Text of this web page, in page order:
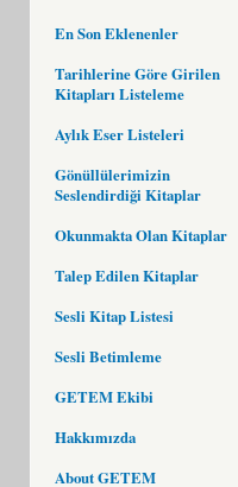
En Son Eklenenler
Tarihlerine Göre Girilen
Kitapları Listeleme
Aylık Eser Listeleri
Gönüllülerimizin
Seslendirdiği Kitaplar
Okunmakta Olan Kitaplar
Talep Edilen Kitaplar
Sesli Kitap Listesi
Sesli Betimleme
GETEM Ekibi
Hakkımızda
About GETEM